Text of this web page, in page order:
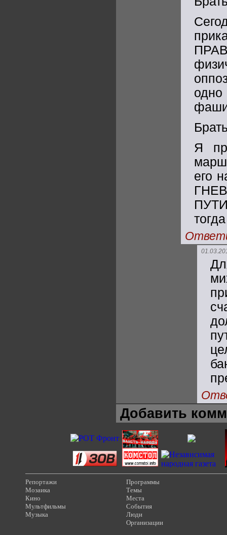
Я
его
Добавить
Репортажи
Мозаика
Кино
Мультфильмы
Музыка
Программы
Темы
Места
События
Люди
Организации